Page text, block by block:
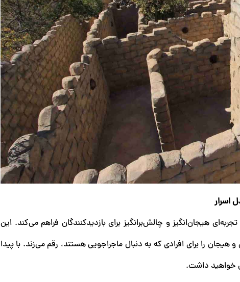
هیجان‌انگیز و چالش‌برانگیز برای بازدیدکنندگان فراهم می‌کند. این
را برای افرادی که به دنبال ماجراجویی هستند، رقم می‌زند. با پیدا
خواهید داشت.